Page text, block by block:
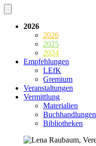
2026
2026
2025
2024
Empfehlungen
LEfK
Gremium
Veranstaltungen
Vermittlung
Materialien
Buchhandlungen
Bibliotheken